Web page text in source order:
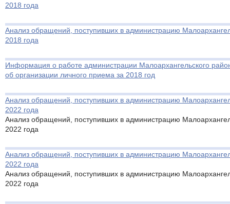
2018 года
Анализ обращений, поступивших в администрацию
2018 года
Информация о работе администрации Малоархангельского
об организации личного приема за 2018 год
Анализ обращений, поступивших в администрацию
2022 года
Анализ обращений, поступивших в администрацию
2022 года
Анализ обращений, поступивших в администрацию
2022 года
Анализ обращений, поступивших в администрацию
2022 года